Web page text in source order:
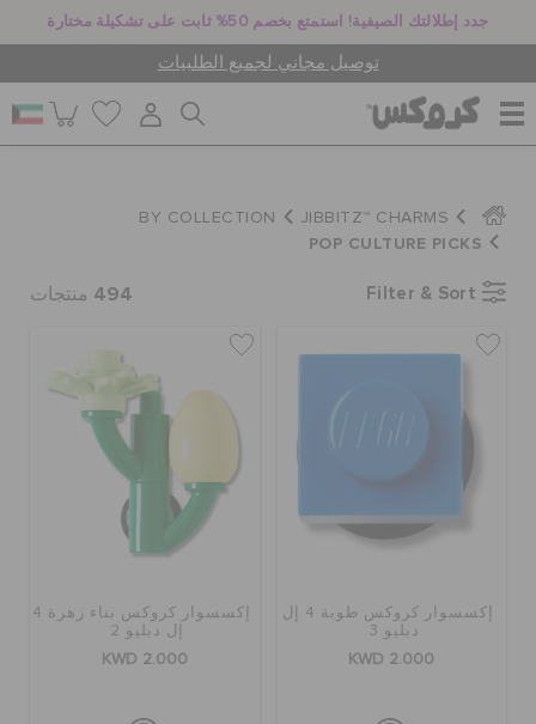
جدد إطلالتك الصيفية! استمتع بخصم 50% ثابت على تشكيلة مختارة
توصيل مجاني لجميع الطلبيات
أطفال
جيبيتز تشارمز
كروكس لمكان العمل
تنزيلات
JIBBITZ™ CHARMS
BY COLLECTION
POP CULTURE PICKS
Filter & Sort
494 منتجات
إكسسوار كروكس طوبة 4 إل
دبليو 3
KWD 2.000
إكسسوار كروكس بناء زهرة 4
إل دبليو 2
KWD 2.000